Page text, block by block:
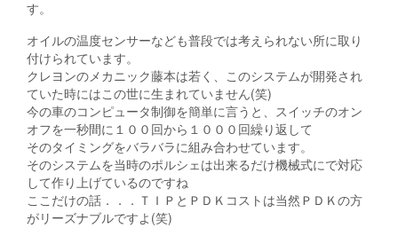
す。
オイルの温度センサーなども普段では考えられない所に取り
付けられています。
クレヨンのメカニック藤本は若く、このシステムが開発され
ていた時にはこの世に生まれていません(笑)
今の車のコンピュータ制御を簡単に言うと、スイッチのオン
オフを一秒間に１００回から１０００回繰り返して
そのタイミングをバラバラに組み合わせています。
そのシステムを当時のポルシェは出来るだけ機械式にで対応
して作り上げているのですね
ここだけの話．．．ＴＩＰとＰＤＫコストは当然ＰＤＫの方
がリーズナブルですよ(笑)